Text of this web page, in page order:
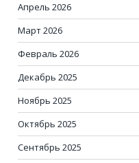
Апрель 2026
Март 2026
Февраль 2026
Декабрь 2025
Ноябрь 2025
Октябрь 2025
Сентябрь 2025